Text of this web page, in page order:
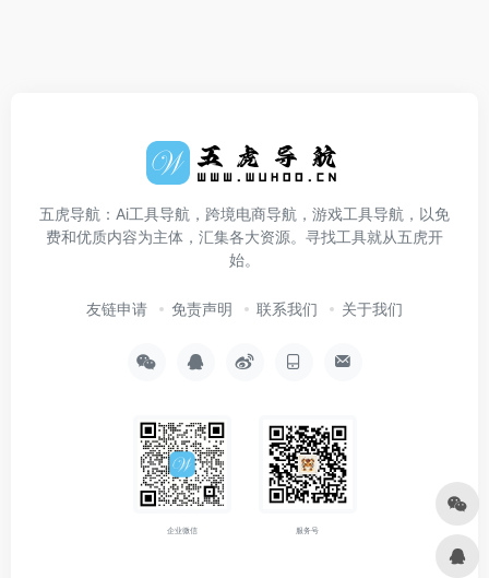
五虎导航：Ai工具导航，跨境电商导航，游戏工具导航，以免
费和优质内容为主体，汇集各大资源。寻找工具就从五虎开
始。
友链申请 免责声明 联系我们 关于我们
企业微信 服务号